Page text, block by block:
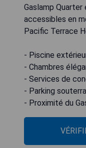
Gaslamp
accessibles en
Pacific Terrace
- Piscine
- Chambres
- Services de
- Parking
- Proximité du